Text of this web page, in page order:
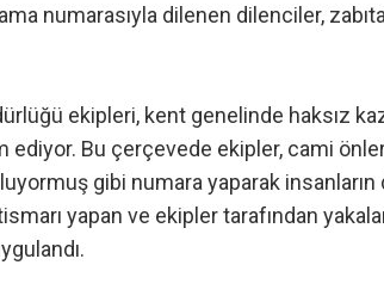
numarasıyla dilenen dilenciler,
ekipleri, kent genelinde haksız
ediyor. Bu çerçevede ekipler, cami
gibi numara yaparak insanların
yapan ve ekipler tarafından